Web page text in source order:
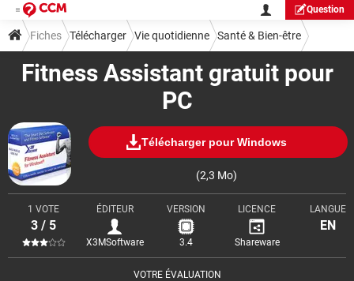
Question
Fitness Assistant gratuit pour
PC
Télécharger pour Windows
(2,3 Mo)
VOTRE ÉVALUATION
1 VOTE
3 / 5
ÉDITEUR
X3MSoftware
VERSION
3.4
LICENCE
Shareware
LANGUE
EN
Fiches Télécharger Vie quotidienne Santé & Bien-être